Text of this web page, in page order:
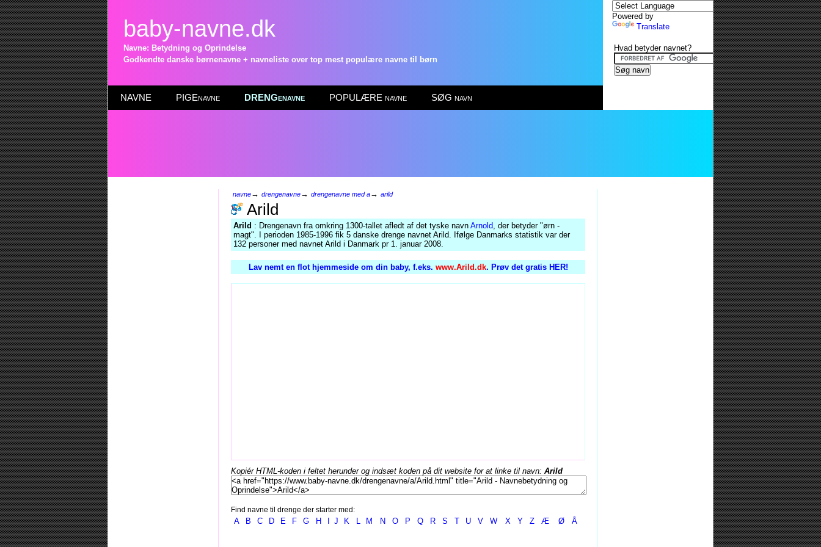
baby-navne.dk
Navne: Betydning og Oprindelse
Godkendte danske børnenavne + navneliste over top mest populære navne til børn
NAVNE PIGEnavne DRENGenavne POPULÆRE navne SØG navn
navne→ drengenavne→ drengenavne med a→ arild
Arild
Arild : Drengenavn fra omkring 1300-tallet afledt af det tyske navn Arnold, der betyder "ørn -
magt". I perioden 1985-1996 fik 5 danske drenge navnet Arild. Ifølge Danmarks statistik var der
132 personer med navnet Arild i Danmark pr 1. januar 2008.
Lav nemt en flot hjemmeside om din baby, f.eks. www.Arild.dk. Prøv det gratis HER!
Kopiér HTML-koden i feltet herunder og indsæt koden på dit website for at linke til navn: Arild
Find navne til drenge der starter med:
A B C D E F G H J K L M N O P Q R S T U V W X Y Z Æ Ø Å
Powered by
Translate
Hvad betyder navnet?